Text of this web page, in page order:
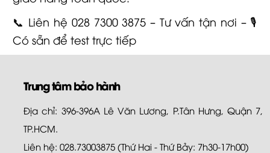
📞 Liên hệ 028 7300 3875 – Tư vấn tận nơi – 🎙️
Có sẵn để test trực tiếp
Trung tâm bảo hành
Địa chỉ: 396-396A Lê Văn Lương, P.Tân Hưng, Quận 7,
TP.HCM.
Liên hệ: 028.73003875 (Thứ Hai - Thứ Bảy: 7h30-17h00)